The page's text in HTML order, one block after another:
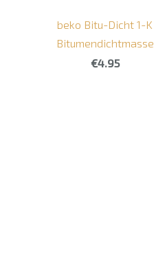
beko Bitu-Dicht 1-K
Bitumendichtmasse
€4.95